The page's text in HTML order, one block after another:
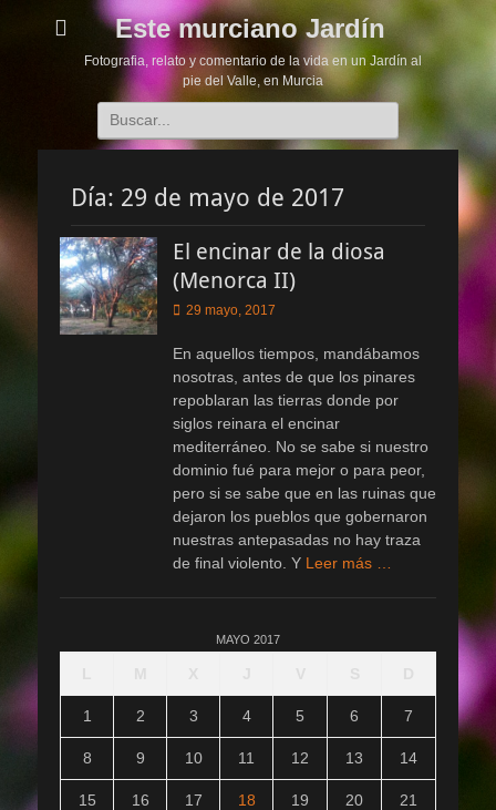
Este murciano Jardín
Fotografia, relato y comentario de la vida en un Jardín al
pie del Valle, en Murcia
Buscar:
Día: 29 de mayo de 2017
El encinar de la diosa
(Menorca II)
Publicado
29 mayo, 2017
En aquellos tiempos, mandábamos
nosotras, antes de que los pinares
repoblaran las tierras donde por
siglos reinara el encinar
mediterráneo. No se sabe si nuestro
dominio fué para mejor o para peor,
pero si se sabe que en las ruinas que
dejaron los pueblos que gobernaron
nuestras antepasadas no hay traza
de final violento. Y Leer más …
MAYO 2017
1 2 3 4 5 6 7
8 9 10 11 12 13 14
15 16 17 18 19 20 21